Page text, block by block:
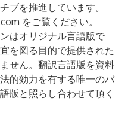
ブを推進しています。
をご覧ください。
はオリジナル言語版で
を図る目的で提供された
せん。翻訳言語版を資料
的効力を有する唯一のバ
版と照らし合わせて頂く